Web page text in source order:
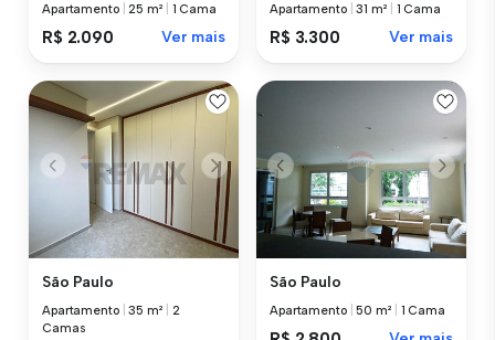
Apartamento |25 m² 1 Cama
R$ 2.090 Ver mais
Apartamento |31 m² 1 Cama
R$ 3.300 Ver mais
São Paulo
Apartamento |35 m²
2
Camas
São Paulo
Apartamento |50 m² 1 Cama